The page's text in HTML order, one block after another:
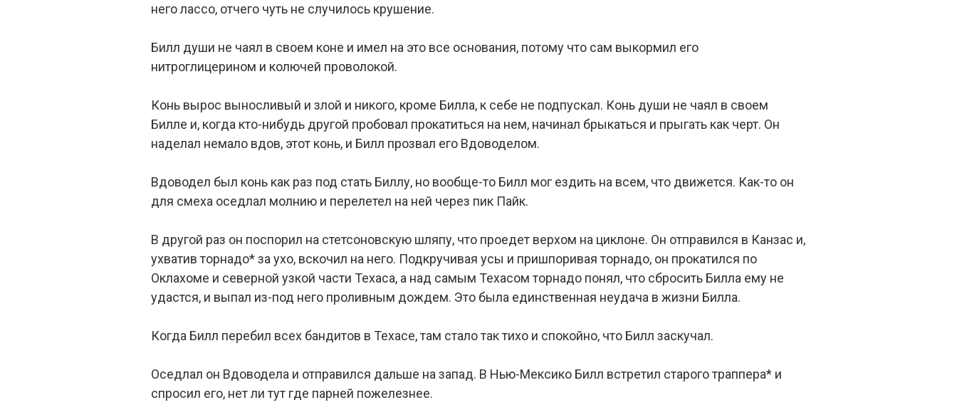
него лассо, отчего чуть не случилось крушение.
Билл души не чаял в своем коне и имел на это все основания, потому что сам выкормил его
нитроглицерином и колючей проволокой.
Конь вырос выносливый и злой и никого, кроме Билла, к себе не подпускал. Конь души не чаял в своем
Билле и, когда кто-нибудь другой пробовал прокатиться на нем, начинал брыкаться и прыгать как черт. Он
наделал немало вдов, этот конь, и Билл прозвал его Вдоводелом.
Вдоводел был конь как раз под стать Биллу, но вообще-то Билл мог ездить на всем, что движется. Как-то он
для смеха оседлал молнию и перелетел на ней через пик Пайк.
В другой раз он поспорил на стетсоновскую шляпу, что проедет верхом на циклоне. Он отправился в Канзас и,
ухватив торнадо* за ухо, вскочил на него. Подкручивая усы и пришпоривая торнадо, он прокатился по
Оклахоме и северной узкой части Техаса, а над самым Техасом торнадо понял, что сбросить Билла ему не
удастся, и выпал из-под него проливным дождем. Это была единственная неудача в жизни Билла.
Когда Билл перебил всех бандитов в Техасе, там стало так тихо и спокойно, что Билл заскучал.
Оседлал он Вдоводела и отправился дальше на запад. В Нью-Мексико Билл встретил старого траппера* и
спросил его, нет ли тут где парней пожелезнее.